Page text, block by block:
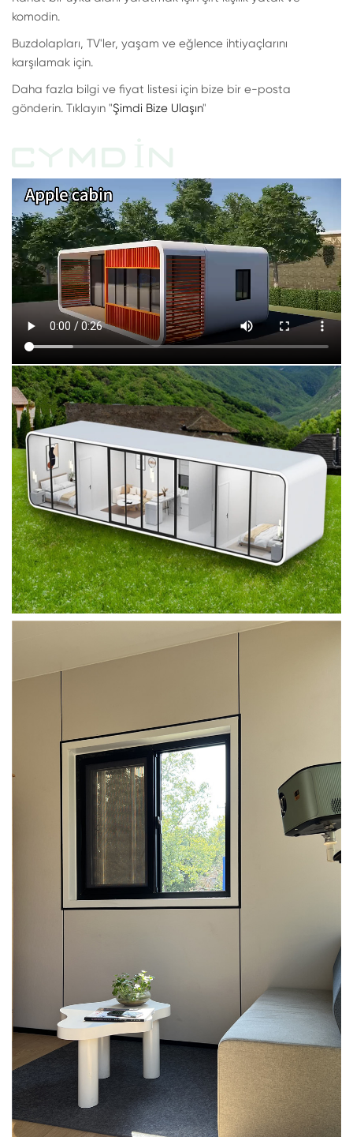
komodin.
Buzdolapları, TV'ler, yaşam ve eğlence ihtiyaçlarını
karşılamak için.
Daha fazla bilgi ve fiyat listesi için bize bir e-posta
gönderin. Tıklayın "Şimdi Bize Ulaşın"